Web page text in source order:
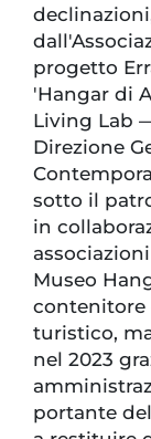
progetto
'Hangar di
Living Lab
Direzione
sotto il
in
Museo
contenitore
turistico,
nel 2023
portante